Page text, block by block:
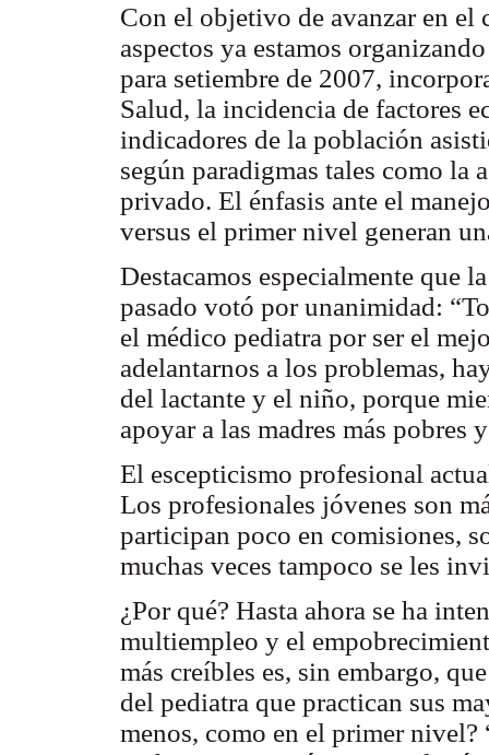
Con el objetivo de avanzar en
aspectos ya estamos
para setiembre de 2007,
Salud, la incidencia de factores
indicadores de la población
según paradigmas tales como
privado. El énfasis ante el
versus el primer nivel generan
Destacamos especialmente que
pasado votó por unanimidad:
el médico pediatra por ser el
adelantarnos a los problemas,
del lactante y el niño, porque
apoyar a las madres más pobres
El escepticismo profesional
Los profesionales jóvenes son
participan poco en comisiones,
muchas veces tampoco se les
¿Por qué? Hasta ahora se ha
multiempleo y el
más creíbles es, sin embargo,
del pediatra que practican sus
menos, como en el primer nivel?